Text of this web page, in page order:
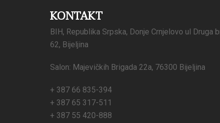
KONTAKT
BIH, Republika Srpska, Donje Crnjelovo ul Druga
62, Bijeljina
Salon: Majevičkih Brigada 22a, 76300 Bijeljina
+ 387 66 835-394
+ 387 65 317-511
+ 387 55 420-888